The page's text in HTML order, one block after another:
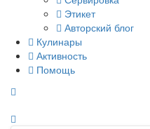
Этикет
Авторский блог
Кулинары
Активность
Помощь